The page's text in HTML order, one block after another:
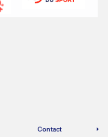
Contact